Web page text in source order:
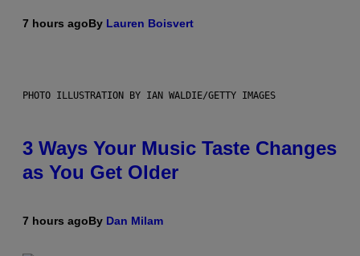
7 hours agoBy Lauren Boisvert
PHOTO ILLUSTRATION BY IAN WALDIE/GETTY IMAGES
3 Ways Your Music Taste Changes
as You Get Older
7 hours agoBy Dan Milam